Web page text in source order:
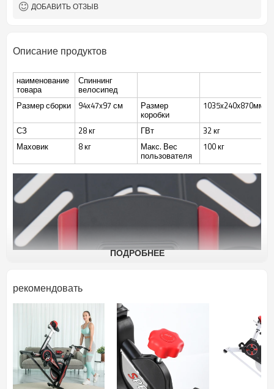
ДОБАВИТЬ ОТЗЫВ
Описание продуктов
наименование
товара
Спиннинг
велосипед
Размер сборки
94x47x97 см Размер
коробки
1035x240x870мм
СЗ 28 кг ГВт
32 кг
Маховик
8 кг Макс. Вес
пользователя
100 кг
ПОДРОБНЕЕ
рекомендовать